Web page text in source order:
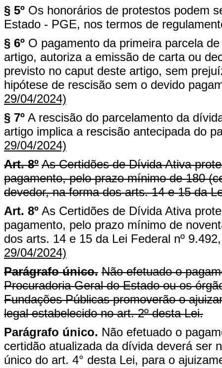
§ 5º Os honorários de protestos podem
Estado - PGE, nos termos de
§ 6º O pagamento da primeira parcela
artigo, autoriza a emissão de carta ou
previsto no caput deste artigo, sem
hipótese de rescisão sem o devido
29/04/2024)
§ 7º A rescisão do parcelamento da
artigo implica a rescisão antecipada do
29/04/2024)
Art. 8º As Certidões de Dívida Ativa
pagamento, pelo prazo mínimo de 180
devedor, na forma dos arts. 14 e 15 da
Art. 8º As Certidões de Dívida Ativa
pagamento, pelo prazo mínimo de
dos arts. 14 e 15 da Lei Federal nº
29/04/2024)
Parágrafo único. Não efetuado o
Procuradoria Geral do Estado ou os
Fundações Públicas promoverão o
legal estabelecido no art. 2º desta Lei.
Parágrafo único. Não efetuado o
certidão atualizada da dívida deverá ser
único do art. 4° desta Lei, para o